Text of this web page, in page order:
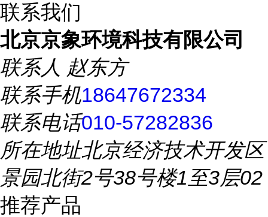
联系我们
北京京象环境科技有限公司
联系人 赵东方
联系手机18647672334
联系电话010-57282836
所在地址北京经济技术开发区
景园北街2号38号楼1至3层02
推荐产品